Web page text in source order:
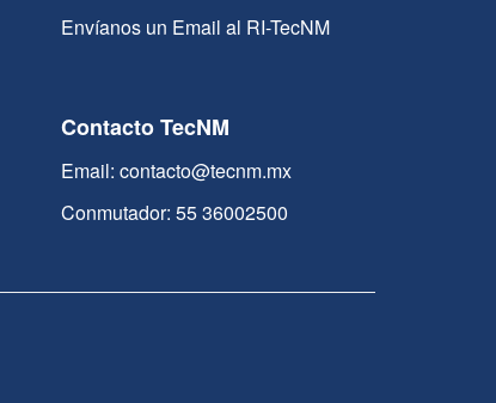
Envíanos un Email al RI-TecNM
Contacto TecNM
Email: contacto@tecnm.mx
Conmutador: 55 36002500